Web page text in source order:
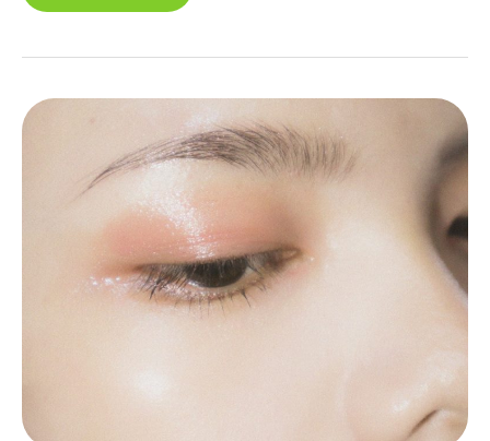
ACNE:
GEBEURT